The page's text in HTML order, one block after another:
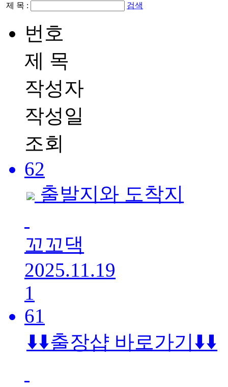
제 목 : 검색
번호
제 목
작성자
작성일
조회
62
출발지와 도착지
꼬꼬댁
2025.11.19
1
61
⬇️⬇️출장샵 바로가기⬇️⬇️